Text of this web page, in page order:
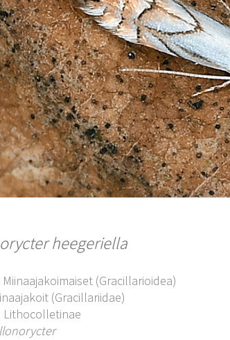
heegeriella
Miinaajakoimaiset (Gracillarioidea)
(Gracillariidae)
Lithocolletinae